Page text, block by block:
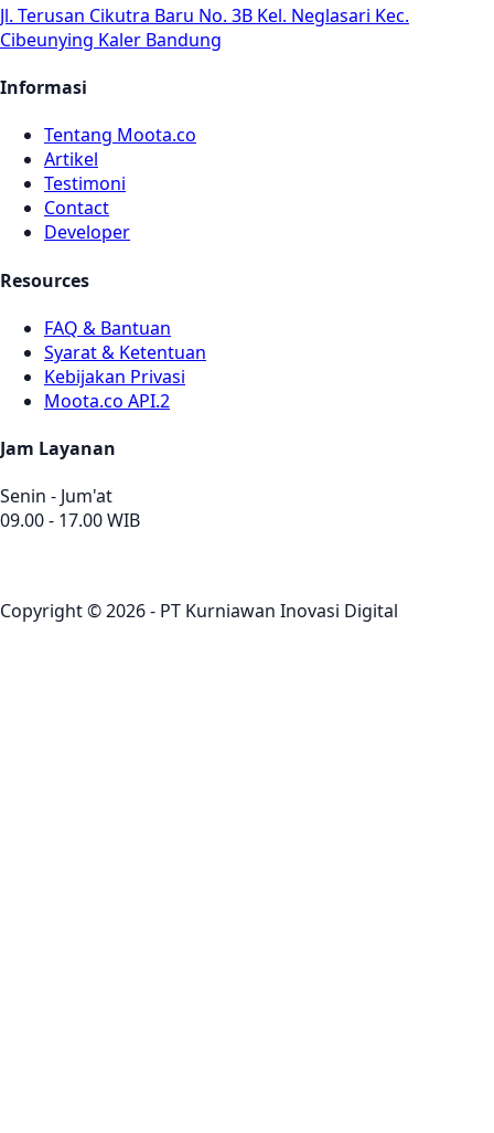
Jl. Terusan Cikutra Baru No. 3B Kel. Neglasari Kec.
Cibeunying Kaler Bandung
Informasi
Tentang Moota.co
Artikel
Testimoni
Contact
Developer
Resources
FAQ & Bantuan
Syarat & Ketentuan
Kebijakan Privasi
Moota.co API.2
Jam Layanan
Senin - Jum'at
09.00 - 17.00 WIB
Copyright © 2026 - PT Kurniawan Inovasi Digital